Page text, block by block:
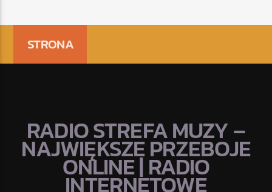
STRONA
RADIO STREFA MUZY –
NAJWIĘKSZE PRZEBOJE
ONLINE | RADIO
INTERNETOWE